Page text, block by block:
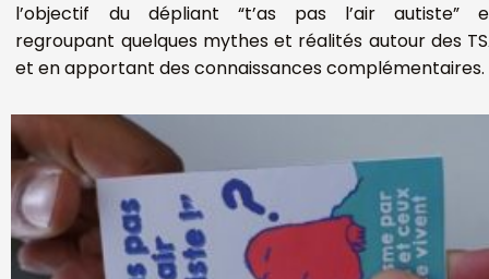
l’objectif du dépliant “t’as pas l’air autiste”
regroupant quelques mythes et réalités autour des
et en apportant des connaissances complémentaires.